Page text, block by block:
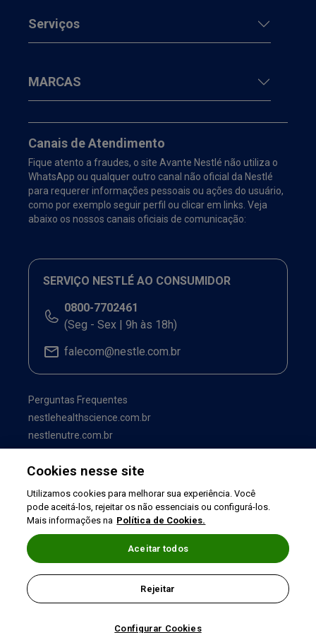
Serviços
MARCAS
Canais de Atendimento
Fique atento a fraudes, o site Avante Nestlé não utiliza o
WhatsApp ou qualquer outro canal não oficial da Nestlé
para requerer informações pessoais ou ações do usuário,
como por exemplo seguir perfil ou clicar em links. Veja
abaixo os nossos canais oficiais de comunicação:
SERVIÇO NESTLÉ AO CONSUMIDOR
0800-7702461
(Seg - Sex | 9h às 18h)
falecom@nestle.com.br
Perguntas Frequentes
nestlehealthscience.com.br
nestlenutre.com.br
Política de Privacidade
©2026 Nestlé Nutrition & Health
Cookies nesse site
Utilizamos cookies para melhorar sua experiência. Você
pode aceitá-los, rejeitar os não essenciais ou configurá-los.
Mais informações na Política de Cookies.
Configurar Cookies
Rejeitar
Aceitar todos